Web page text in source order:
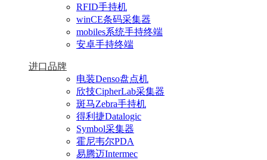
RFID手持机
winCE条码采集器
mobiles系统手持终端
安卓手持终端
进口品牌
电装Denso盘点机
欣技CipherLab采集器
斑马Zebra手持机
得利捷Datalogic
Symbol采集器
霍尼韦尔PDA
易腾迈Intermec